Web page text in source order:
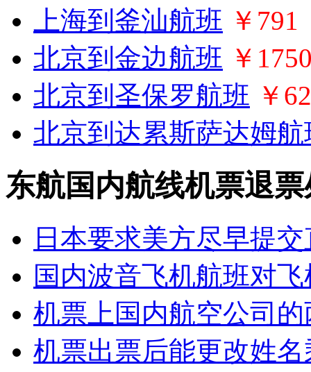
上海到釜汕航班 ￥791
北京到金边航班 ￥
北京到圣保罗航班 ￥
北京到达累斯萨达姆航
东航国内航线机票退
日本要求美方尽早提
国内波音飞机航班对
机票上国内航空公司
机票出票后能更改姓